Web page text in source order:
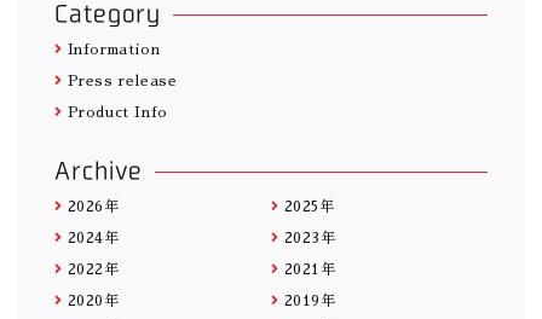
Category
Information
Press release
Product Info
Archive
2026年 2025年
2024年 2023年
2022年 2021年
2020年 2019年